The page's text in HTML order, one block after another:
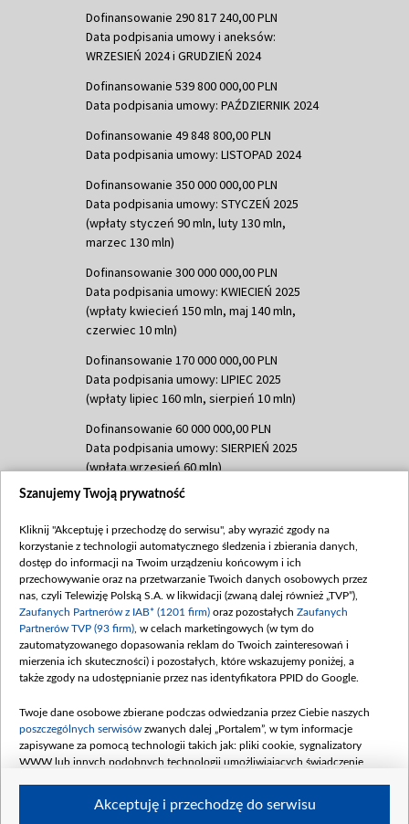
Dofinansowanie 290 817 240,00 PLN
Data podpisania umowy i aneksów:
WRZESIEŃ 2024 i GRUDZIEŃ 2024
Dofinansowanie 539 800 000,00 PLN
Data podpisania umowy: PAŹDZIERNIK 2024
Dofinansowanie 49 848 800,00 PLN
Data podpisania umowy: LISTOPAD 2024
Dofinansowanie 350 000 000,00 PLN
Data podpisania umowy: STYCZEŃ 2025
(wpłaty styczeń 90 mln, luty 130 mln,
marzec 130 mln)
Dofinansowanie 300 000 000,00 PLN
Data podpisania umowy: KWIECIEŃ 2025
(wpłaty kwiecień 150 mln, maj 140 mln,
czerwiec 10 mln)
Dofinansowanie 170 000 000,00 PLN
Data podpisania umowy: LIPIEC 2025
(wpłaty lipiec 160 mln, sierpień 10 mln)
Dofinansowanie 60 000 000,00 PLN
Data podpisania umowy: SIERPIEŃ 2025
(wpłata wrzesień 60 mln)
Dofinansowanie 635 783 051,21 PLN
(wpłata wrzesień 100 mln, październik 350
mln, listopad 265 mln)
Dofinansowanie 48 862 000,00 PLN
Data podpisania umowy: GRUDZIEŃ 2025
(wpłata grudzień 60,548 mln)
Dofinansowanie 900 000 000,00 PLN
Data podpisania umowy: LUTY 2026 (wpłata
kwiecień 180 mln, 7 maja 180 mln, 8
czerwca 90 mln)
Dofinansowanie 250 000 000,00 PLN
4 sierpnia 250 mln
Szanujemy Twoją prywatność
Kliknij "Akceptuję i przechodzę do serwisu", aby wyrazić zgody na
korzystanie z technologii automatycznego śledzenia i zbierania danych,
dostęp do informacji na Twoim urządzeniu końcowym i ich
przechowywanie oraz na przetwarzanie Twoich danych osobowych przez
nas, czyli Telewizję Polską S.A. w likwidacji (zwaną dalej również „TVP”),
Zaufanych Partnerów z IAB* (1201 firm) oraz pozostałych Zaufanych
Partnerów TVP (93 firm) , w celach marketingowych (w tym do
zautomatyzowanego dopasowania reklam do Twoich zainteresowań i
mierzenia ich skuteczności) i pozostałych, które wskazujemy poniżej, a
także zgody na udostępnianie przez nas identyfikatora PPID do Google.
Twoje dane osobowe zbierane podczas odwiedzania przez Ciebie naszych
poszczególnych serwisów zwanych dalej „Portalem”, w tym informacje
zapisywane za pomocą technologii takich jak: pliki cookie, sygnalizatory
WWW lub innych podobnych technologii umożliwiających świadczenie
Akceptuję i przechodzę do serwisu